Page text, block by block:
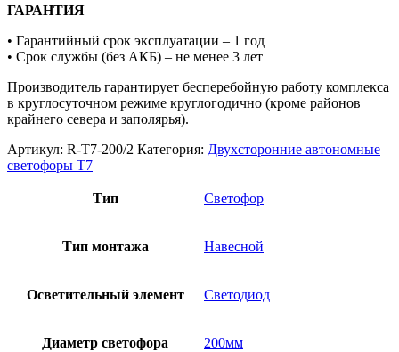
ГАРАНТИЯ
• Гарантийный срок эксплуатации – 1 год
• Срок службы (без АКБ) – не менее 3 лет
Производитель гарантирует бесперебойную работу комплекса
в круглосуточном режиме круглогодично (кроме районов
крайнего севера и заполярья).
Артикул: R-Т7-200/2 Категория: Двухсторонние автономные
светофоры Т7
Тип Светофор
Тип монтажа Навесной
Осветительный элемент Светодиод
Диаметр светофора 200мм